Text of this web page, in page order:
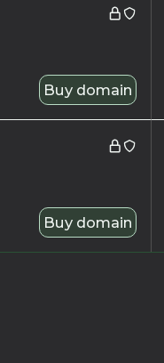
Buy domain
Buy domain